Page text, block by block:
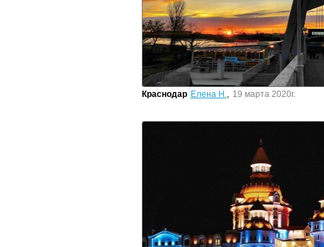
Краснодар Елена Н., 19 марта 2020г.